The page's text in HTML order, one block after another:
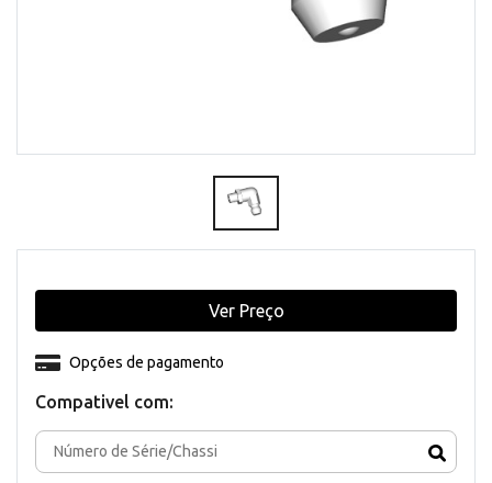
Compativel com:
Opções de pagamento
Ver Preço